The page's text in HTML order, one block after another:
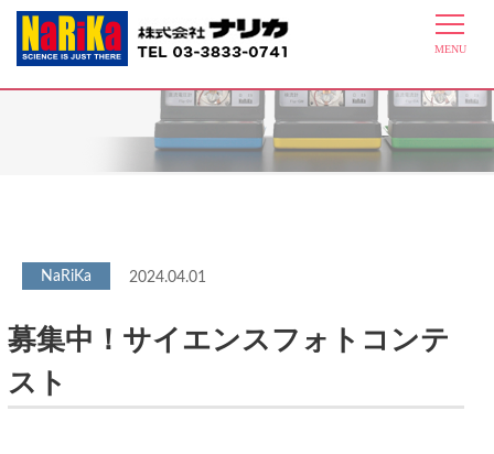
最新情報
2024.04.01
募集中！サイエンスフォトコンテ
スト